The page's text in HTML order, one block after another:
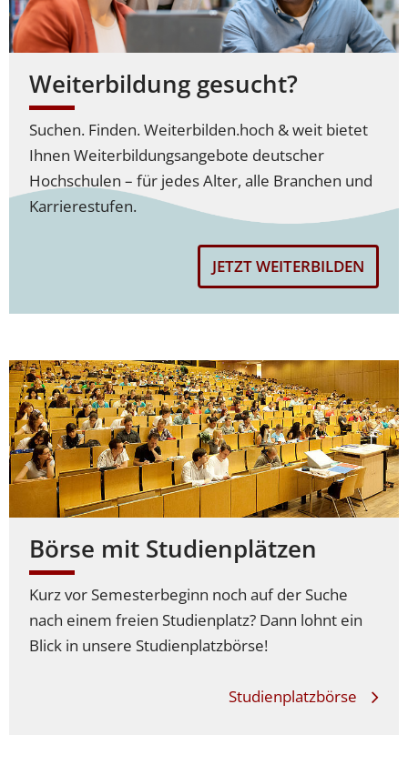
Weiterbildung gesucht?
Suchen. Finden. Weiterbilden.hoch & weit bietet
Ihnen Weiterbildungsangebote deutscher
Hochschulen – für jedes Alter, alle Branchen und
Karrierestufen.
JETZT WEITERBILDEN
Börse mit Studienplätzen
Kurz vor Semesterbeginn noch auf der Suche
nach einem freien Studienplatz? Dann lohnt ein
Blick in unsere Studienplatzbörse!
Studienplatzbörse